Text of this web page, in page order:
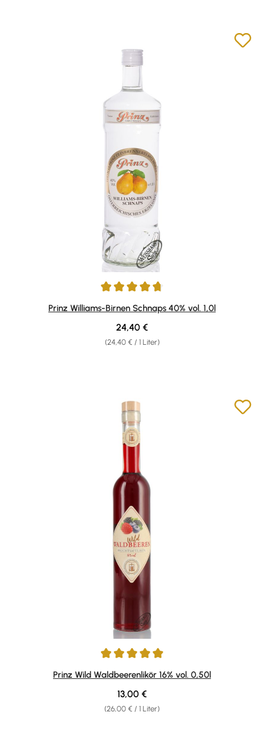
Durchschnittliche Bewertung von 4.86 von 5 Sternen
Prinz Williams-Birnen Schnaps 40% vol. 1,0l
(24,40 € / 1 Liter)
Regulärer Preis:
24,40 €
Durchschnittliche Bewertung von 4.97 von 5 Sternen
Prinz Wild Waldbeerenlikör 16% vol. 0,50l
(26,00 € / 1 Liter)
Regulärer Preis:
13,00 €